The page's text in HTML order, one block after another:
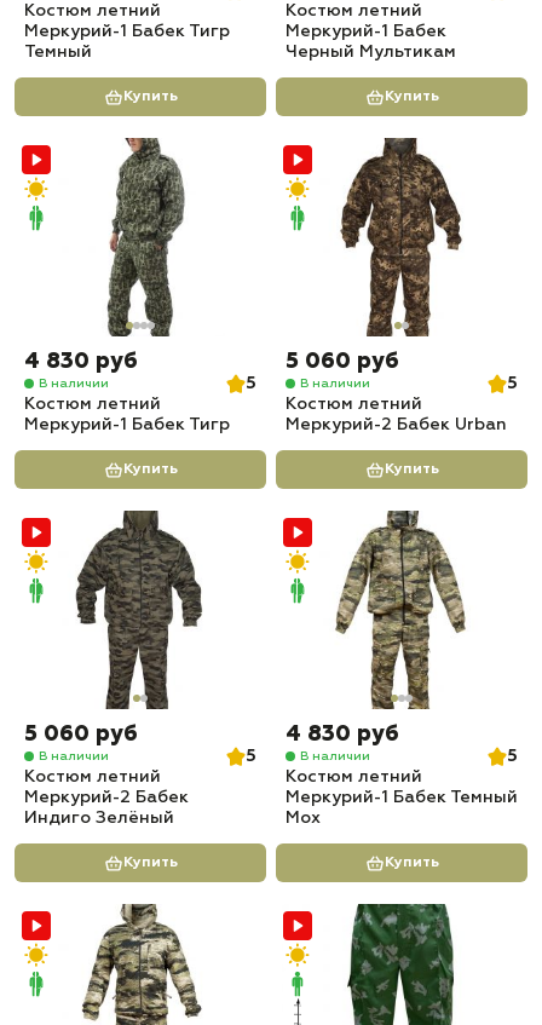
Костюм летний
Меркурий-1 Бабек Тигр
Темный
Купить
Костюм летний
Меркурий-1 Бабек
Черный Мультикам
Купить
4 830 руб
В наличии
5
Костюм летний
Меркурий-1 Бабек Тигр
Купить
5 060 руб
В наличии
5
Костюм летний
Меркурий-2 Бабек Urban
Купить
5 060 руб
В наличии
5
Костюм летний
Меркурий-2 Бабек
Индиго Зелёный
Купить
4 830 руб
В наличии
5
Костюм летний
Меркурий-1 Бабек Темный
Мох
Купить